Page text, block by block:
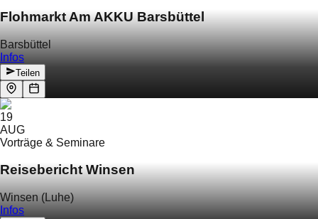
Flohmarkt Am AKKU Barsbüttel
Barsbüttel
Infos
Teilen
19
AUG
Vorträge & Seminare
Reisebericht Winsen
Winsen (Luhe)
Infos